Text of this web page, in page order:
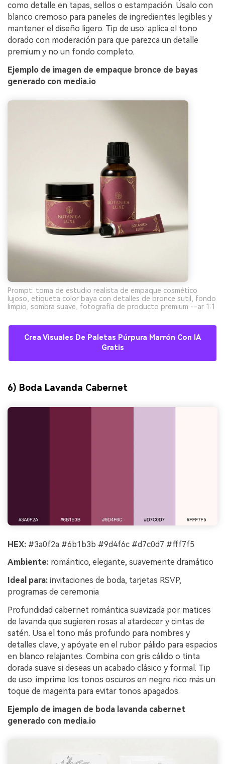
como detalle en tapas, sellos o estampación. Úsalo con
blanco cremoso para paneles de ingredientes legibles y
mantener el diseño ligero. Tip de uso: aplica el tono
dorado con moderación para que parezca un detalle
premium y no un fondo completo.
Ejemplo de imagen de empaque bronce de bayas
generado con media.io
Prompt: toma de estudio realista de empaque cosmético
lujoso, etiqueta color baya con detalles de bronce sutil, fondo
limpio, sombra suave, fotografía de producto premium --ar 1:1
Crea Visuales De Paletas Púrpura Marrón Con IA
Gratis
6) Boda Lavanda Cabernet
HEX: #3a0f2a #6b1b3b #9d4f6c #d7c0d7 #fff7f5
Ambiente: romántico, elegante, suavemente dramático
Ideal para: invitaciones de boda, tarjetas RSVP,
programas de ceremonia
Profundidad cabernet romántica suavizada por matices
de lavanda que sugieren rosas al atardecer y cintas de
satén. Usa el tono más profundo para nombres y
detalles clave, y apóyate en el rubor pálido para espacios
en blanco relajantes. Combina con gris cálido o tinta
dorada suave si deseas un acabado clásico y formal. Tip
de uso: imprime los tonos oscuros en negro rico más un
toque de magenta para evitar tonos apagados.
Ejemplo de imagen de boda lavanda cabernet
generado con media.io